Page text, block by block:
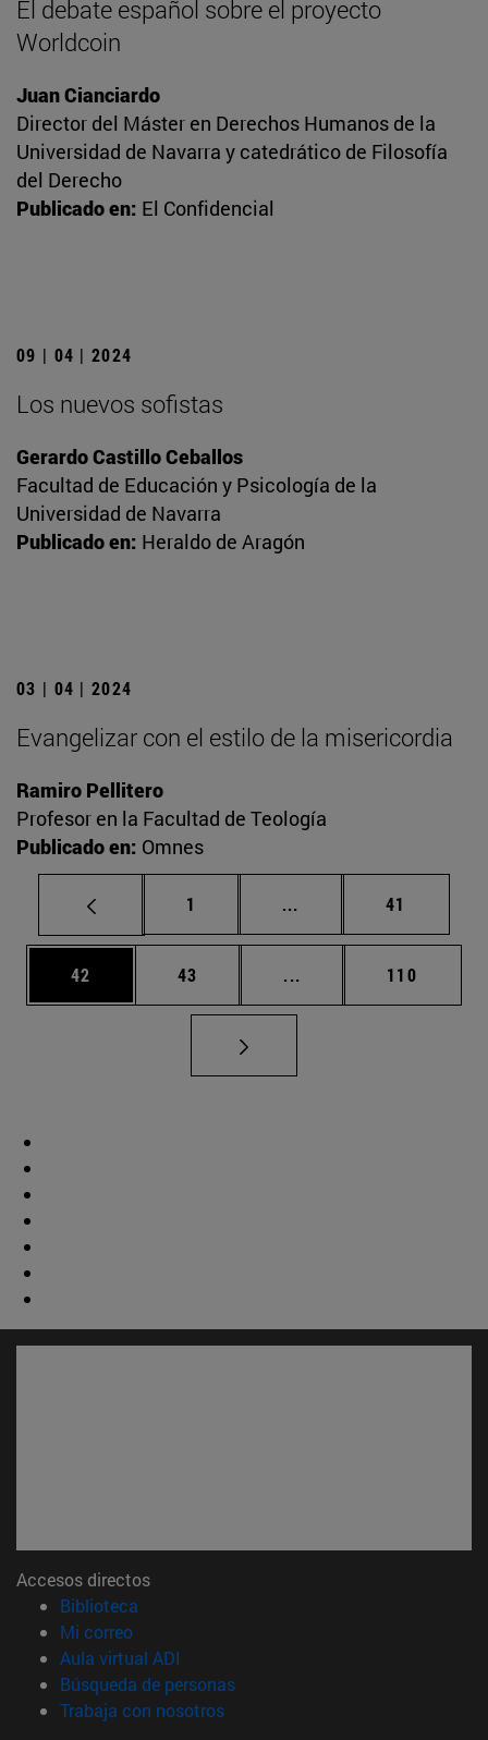
El debate español sobre el proyecto
Worldcoin
Juan Cianciardo
Director del Máster en Derechos Humanos de la
Universidad de Navarra y catedrático de Filosofía
del Derecho
Publicado en: El Confidencial
09 | 04 | 2024
Los nuevos sofistas
Gerardo Castillo Ceballos
Facultad de Educación y Psicología de la
Universidad de Navarra
Publicado en: Heraldo de Aragón
03 | 04 | 2024
Evangelizar con el estilo de la misericordia
Ramiro Pellitero
Profesor en la Facultad de Teología
Publicado en: Omnes
Página
1 ... Páginas intermedias
Página
41
Página
42 Página
43 ... Páginas intermedias
Página
110
Accesos directos
Biblioteca
Mi correo(abre en nueva ventana)
Aula virtual ADI
Búsqueda de personas(abre en nueva ventana)
Trabaja con nosotros(abre en nueva ventana)